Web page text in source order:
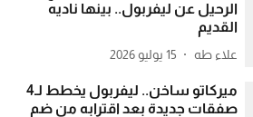
الرحيل عن ليفربول.. بينها ناديه
القديم
علاء طه 15 يوليو 2026
ميركاتو ساخن.. ليفربول يخطط لـ4
صفقات جديدة بعد اقترابه من ضم